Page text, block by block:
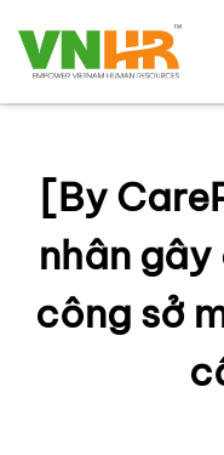
[By
nhân
công sở